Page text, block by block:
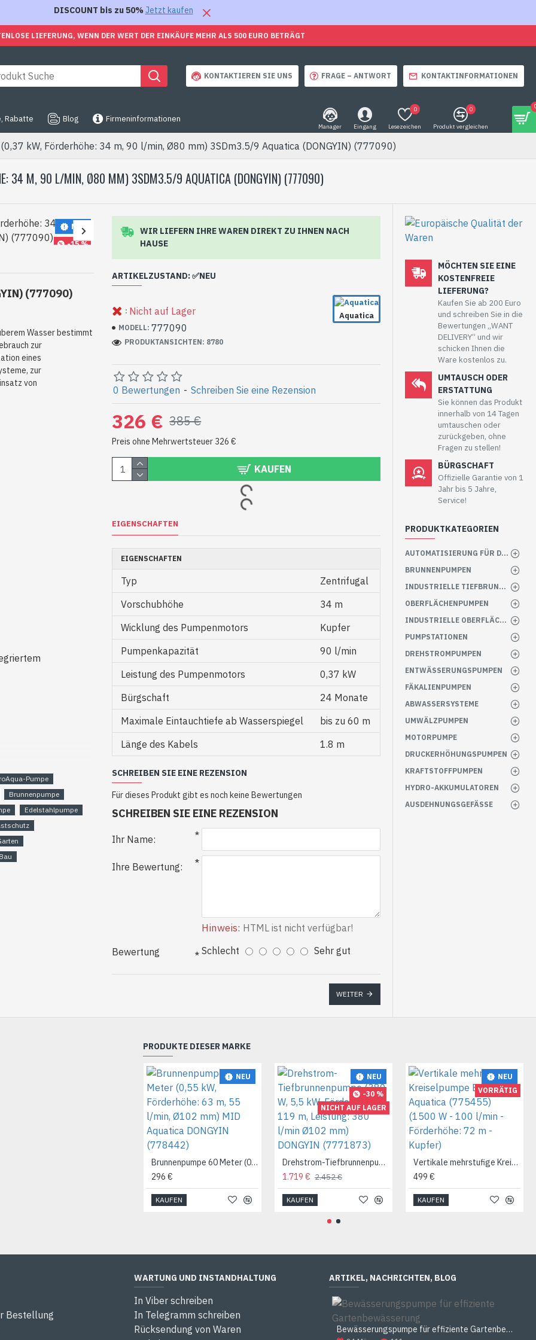
DISCOUNT bis zu 50%Jetzt kaufen
LIEFERUNG, WENN DER WERT DER EINKÄUFE MEHR ALS 500 EURO BETRÄGT
KONTAKTIEREN SIE UNS FRAGE – ANTWORT KONTAKTINFORMATIONEN
Rabatte Blog Firmeninformationen
Manager Eingang Lesezeichen
0
Produkt vergleichen
0
kW, Förderhöhe: 34 m, 90 l/min, Ø80 mm) 3SDm3.5/9 Aquatica (DONGYIN) (777090)
34 M, 90 L/MIN, Ø80 MM) 3SDM3.5/9 AQUATICA (DONGYIN) (777090)
NEU
-15 %
(777090)
Wasser bestimmt
zur
eines
zur
von
Pumpe
Brunnenpumpe
Edelstahlpumpe
WIR LIEFERN IHRE WAREN DIREKT ZU IHNEN NACH
HAUSE
ARTIKELZUSTAND: ✅NEU
Die Pumpe kann Lagerspuren (Kratzer) aufweisen, sie wurde
noch nie eingebaut und wurde überhaupt nicht benutzt.
: Nicht auf Lager
MODELL: 777090
Aquatica
PRODUKTANSICHTEN: 8780
0 Bewertungen - Schreiben Sie eine Rezension
326 € 385 €
Preis ohne Mehrwertsteuer 326 €
KAUFEN
EIGENSCHAFTEN
EIGENSCHAFTEN
Typ
Zentrifugal
Vorschubhöhe
34 m
Wicklung des Pumpenmotors
Kupfer
Pumpenkapazität
90 l/min
Leistung des Pumpenmotors
0,37 kW
Bürgschaft
24 Monate
Maximale Eintauchtiefe ab Wasserspiegel
bis zu 60 m
Länge des Kabels
1.8 m
SCHREIBEN SIE EINE REZENSION
Für dieses Produkt gibt es noch keine Bewertungen
SCHREIBEN SIE EINE REZENSION
Ihr Name:
Ihre Bewertung:
Hinweis: HTML ist nicht verfügbar!
Bewertung
Schlecht Sehr gut
WEITER
MÖCHTEN SIE EINE
KOSTENFREIE
LIEFERUNG?
Kaufen Sie ab 200 Euro
und schreiben Sie in die
Bewertungen „WANT
DELIVERY“ und wir
schicken Ihnen die
Ware kostenlos zu.
UMTAUSCH ODER
ERSTATTUNG
Sie können das Produkt
innerhalb von 14 Tagen
umtauschen oder
zurückgeben, ohne
Fragen zu stellen!
BÜRGSCHAFT
Offizielle Garantie von 1
Jahr bis 5 Jahre,
Service!
PRODUKTKATEGORIEN
AUTOMATISIERUNG FÜR DIE PUMPE
BRUNNENPUMPEN
INDUSTRIELLE TIEFBRUNNENPUMPEN
OBERFLÄCHENPUMPEN
INDUSTRIELLE OBERFLÄCHENPUMPEN
PUMPSTATIONEN
DREHSTROMPUMPEN
ENTWÄSSERUNGSPUMPEN
FÄKALIENPUMPEN
ABWASSERSYSTEME
UMWÄLZPUMPEN
MOTORPUMPE
DRUCKERHÖHUNGSPUMPEN
KRAFTSTOFFPUMPEN
HYDRO-AKKUMULATOREN
AUSDEHNUNGSGEFÄSSE
PRODUKTE DIESER MARKE
NEU
Brunnenpumpe 60 Meter (0,55 kW, Förderhöhe: 63 m, 55 l/min, Ø102 mm) MID Aquatica DONGYIN (778442)
296 €
KAUFEN
NEU
-30 %
NICHT AUF LAGER
Drehstrom-Tiefbrunnenpumpe (380 W, 5,5 kW, Förderhöhe: 119 m, Leistung: 380 l/min Ø102 mm) DONGYIN (7771873)
1.719 € 2.452 €
KAUFEN
NEU
VORRÄTIG
Vertikale mehrstufige Kreiselpumpe EVPm4-6 Aquatica (775455) (1500 W - 100 l/min - Förderhöhe: 72 m - Kupfer)
499 €
KAUFEN
Bestellung
WARTUNG UND INSTANDHALTUNG
In Viber schreiben
In Telegramm schreiben
Rücksendung von Waren
ARTIKEL, NACHRICHTEN, BLOG
Bewässerungspumpe für effiziente Gartenbewässerung